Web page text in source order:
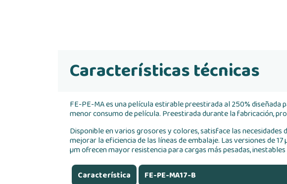
Características técnicas
FE-PE-MA es una película estirable preestirada al 250%
menor consumo de película. Preestirada durante la fabricación,
Disponible en varios grosores y colores, satisface las
mejorar la eficiencia de las líneas de embalaje. Las versiones de
µm ofrecen mayor resistencia para cargas más pesadas,
Característica FE-PE-MA17-B